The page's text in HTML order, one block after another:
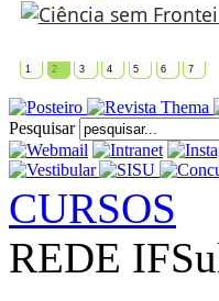
1 2 3 4 5 6 7
Pesquisar
CURSOS
REDE